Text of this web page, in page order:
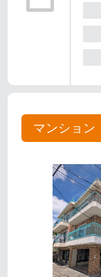
マンション